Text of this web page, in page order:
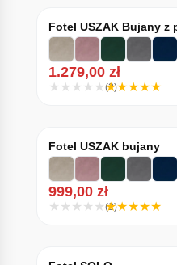
Fotel USZAK Bujany z
1.279,00 zł
(2)
Fotel USZAK bujany
999,00 zł
(2)